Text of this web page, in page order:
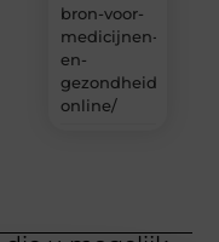
bron-voor-
medicijnen-
en-
online/